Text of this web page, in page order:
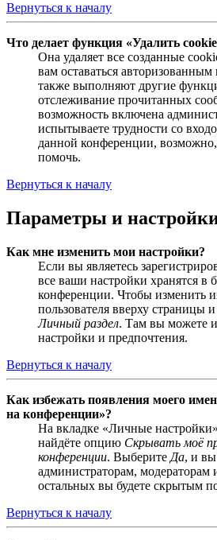
Вернуться к началу
Что делает функция «Удалить
Она удаляет все созданные
вам оставаться
также выполняют другие
отслеживание прочитанных
возможность включена
испытываете трудности со
данной конференции,
помочь.
Вернуться к началу
Параметры и
Как мне изменить мои настройки?
Если вы являетесь
все ваши настройки хранятся в
конференции. Чтобы изменить
пользователя вверху страницы
Личный раздел. Там вы можете
настройки и предпочтения.
Вернуться к началу
Как избежать появления моего
на конференции»?
На вкладке «Личные
найдёте опцию Скрывать моё
конференции. Выберите Да, и вы
администраторам, модераторам
остальных вы будете скрытым
Вернуться к началу